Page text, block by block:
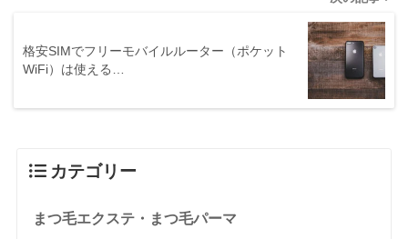
格安SIMでフリーモバイルルーター（ポケット
WiFi）は使える…
カテゴリー
まつ毛エクステ・まつ毛パーマ